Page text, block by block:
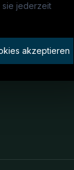
sie jederzeit
akzeptieren
finden